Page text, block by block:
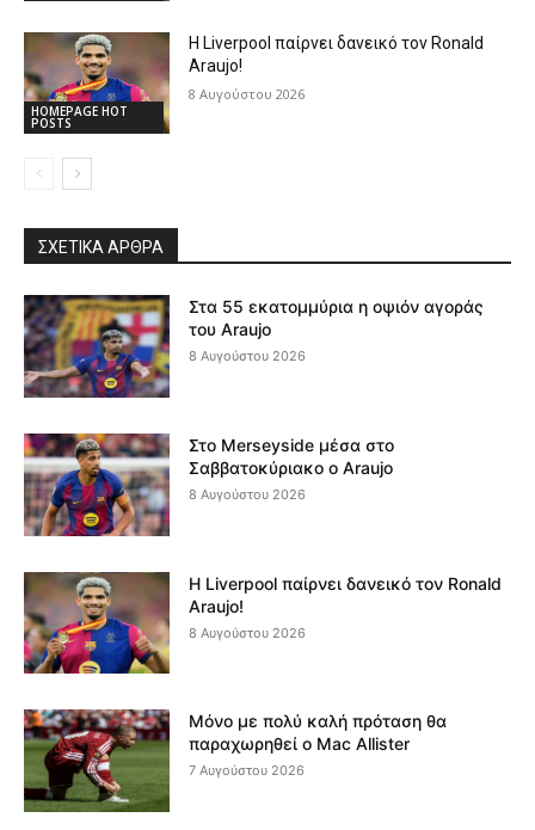
HOMEPAGE HOT
POSTS
Η Liverpool παίρνει δανεικό τον Ronald
Araujo!
8 Αυγούστου 2026
ΣΧΕΤΙΚΆ ΆΡΘΡΑ
Στα 55 εκατομμύρια η οψιόν αγοράς
του Araujo
8 Αυγούστου 2026
Στο Merseyside μέσα στο
Σαββατοκύριακο ο Araujo
8 Αυγούστου 2026
Η Liverpool παίρνει δανεικό τον Ronald
Araujo!
8 Αυγούστου 2026
Μόνο με πολύ καλή πρόταση θα
παραχωρηθεί ο Mac Allister
7 Αυγούστου 2026